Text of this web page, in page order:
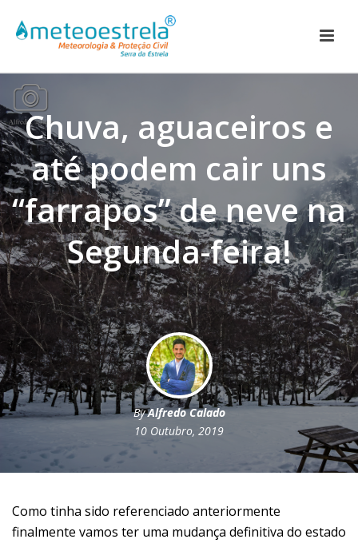
Chuva, aguaceiros e
até podem cair uns
“farrapos” de neve na
Segunda-feira!
ByAlfredo Calado
10 Outubro, 2019
Como tinha sido referenciado anteriormente
finalmente vamos ter uma mudança definitiva do estado